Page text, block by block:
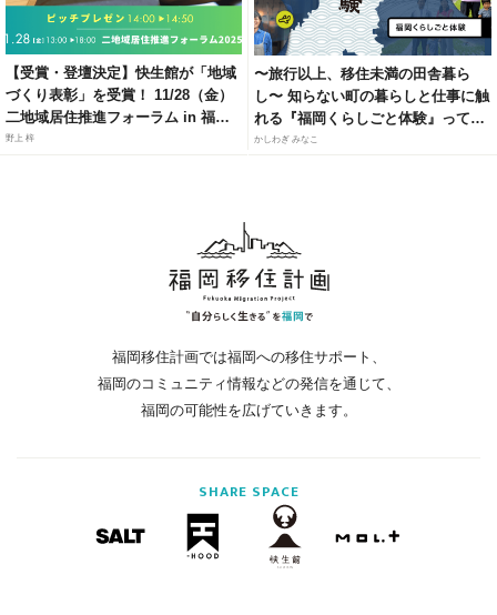
【受賞・登壇決定】快生館が「地域
づくり表彰」を受賞！ 11/28（金）
二地域居住推進フォーラム in 福岡
にて、官民連携モデルによる「居・
野上 梓
〜旅行以上、移住未満の田舎暮ら
し〜 知らない町の暮らしと仕事に触
れる『福岡くらしごと体験』って知
ってる？
かしわぎ みなこ
福岡移住計画では福岡への移住サポート、
福岡のコミュニティ情報などの発信を通じて、
福岡の可能性を広げていきます。
SHARE SPACE